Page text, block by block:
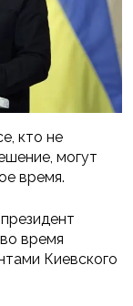
кто не
могут
время.
время
Киевского